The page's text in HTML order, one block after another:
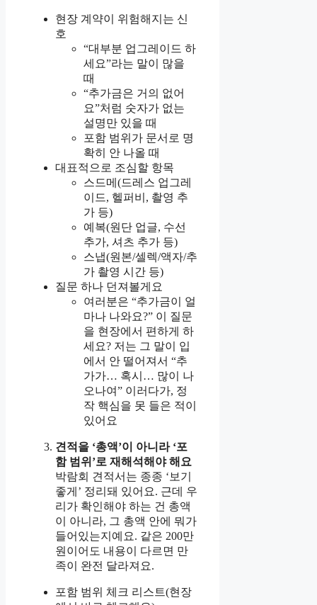
현장 계약이 위험해지는 신
호
“대부분 업그레이드 하
세요”라는 말이 많을
때
“추가금은 거의 없어
요”처럼 숫자가 없는
설명만 있을 때
포함 범위가 문서로 명
확히 안 나올 때
대표적으로 조심할 항목
스드메(드레스 업그레
이드, 헬퍼비, 촬영 추
가 등)
예복(원단 업글, 수선
추가, 셔츠 추가 등)
스냅(원본/셀렉/액자/추
가 촬영 시간 등)
질문 하나 던져볼게요
여러분은 “추가금이 얼
마나 나와요?” 이 질문
을 현장에서 편하게 하
세요? 저는 그 말이 입
에서 안 떨어져서 “추
가가… 혹시… 많이 나
오나여” 이러다가, 정
작 핵심을 못 들은 적이
있어요
견적을 ‘총액’이 아니라 ‘포
함 범위’로 재해석해야 해요
박람회 견적서는 종종 ‘보기
좋게’ 정리돼 있어요. 근데 우
리가 확인해야 하는 건 총액
이 아니라, 그 총액 안에 뭐가
들어있는지예요. 같은 200만
원이어도 내용이 다르면 만
족이 완전 달라져요.
포함 범위 체크 리스트(현장